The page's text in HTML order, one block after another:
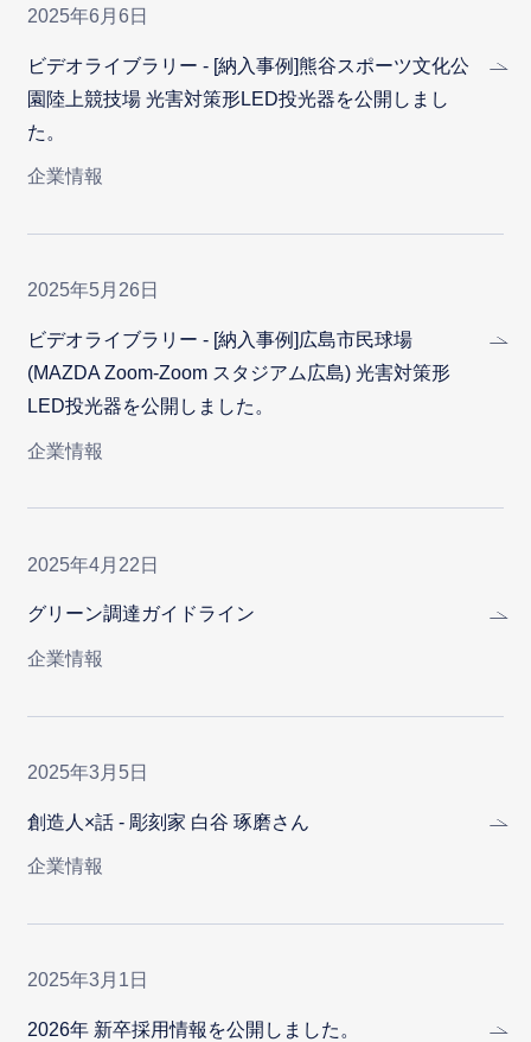
2025年6月6日
ビデオライブラリー - [納入事例]熊谷スポーツ文化公
園陸上競技場 光害対策形LED投光器を公開しまし
た。
企業情報
2025年5月26日
ビデオライブラリー - [納入事例]広島市民球場
(MAZDA Zoom-Zoom スタジアム広島) 光害対策形
LED投光器を公開しました。
企業情報
2025年4月22日
グリーン調達ガイドライン
企業情報
2025年3月5日
創造人×話 - 彫刻家 白谷 琢磨さん
企業情報
2025年3月1日
2026年 新卒採用情報を公開しました。